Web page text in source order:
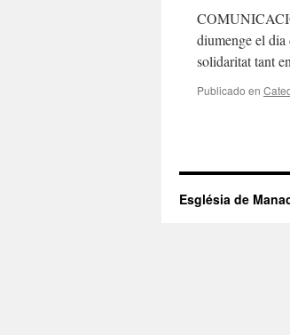
diumenge el dia
solidaritat tant
Publicado en
Església de